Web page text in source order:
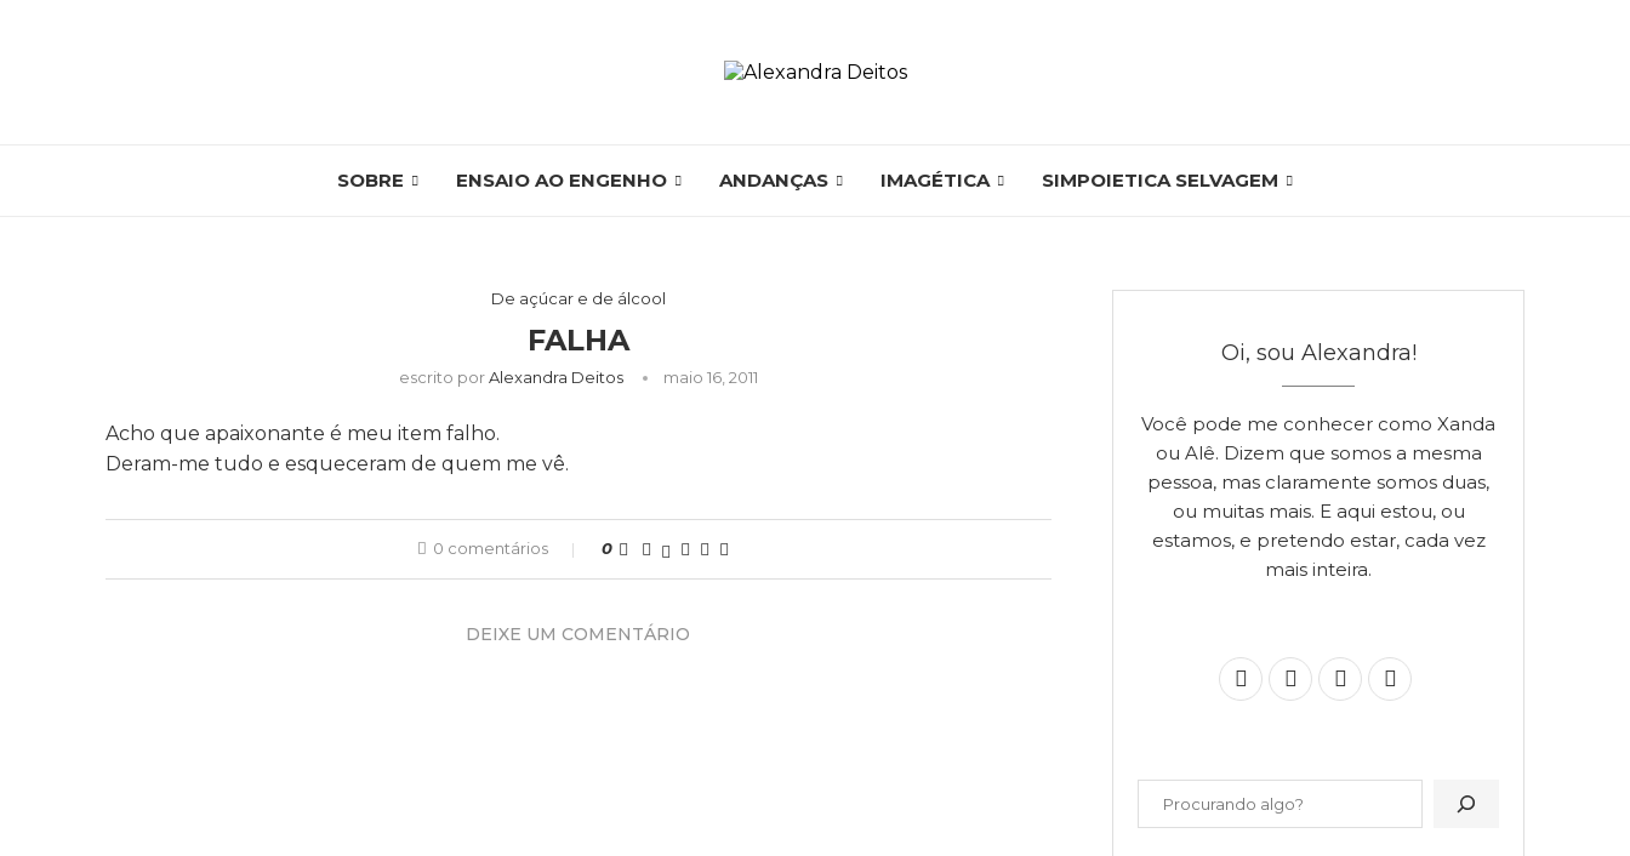
SOBRE ENSAIO AO ENGENHO ANDANÇAS IMAGÉTICA SIMPOIETICA SELVAGEM
De açúcar e de álcool
FALHA
escrito porAlexandra Deitos maio 16, 2011
Acho que apaixonante é meu item falho.
Deram-me tudo e esqueceram de quem me vê.
0 comentários 0
DEIXE UM COMENTÁRIO
Oi, sou Alexandra!
Você pode me conhecer como Xanda
ou Alê. Dizem que somos a mesma
pessoa, mas claramente somos duas,
ou muitas mais. E aqui estou, ou
estamos, e pretendo estar, cada vez
mais inteira.